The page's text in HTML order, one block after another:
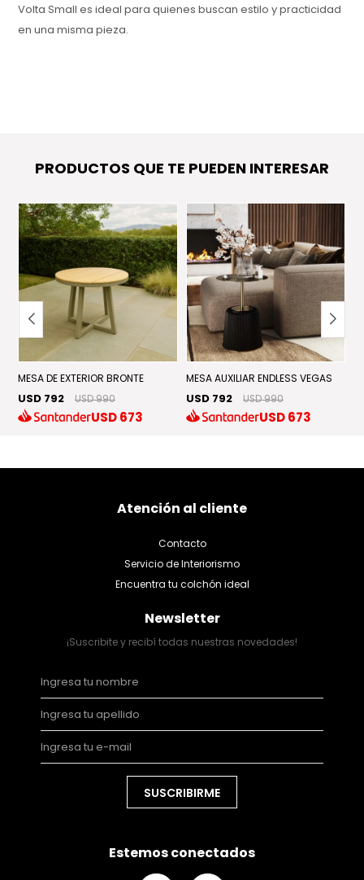
Volta Small es ideal para quienes buscan estilo y practicidad
en una misma pieza.
PRODUCTOS QUE TE PUEDEN INTERESAR
MESA DE EXTERIOR BRONTE
USD 792 USD 990
USD673
MESA AUXILIAR ENDLESS VEGAS
USD 792 USD 990
USD673
Atención al cliente
Contacto
Servicio de Interiorismo
Encuentra tu colchón ideal
Newsletter
¡Suscribite y recibí todas nuestras novedades!
SUSCRIBIRME
Estemos conectados